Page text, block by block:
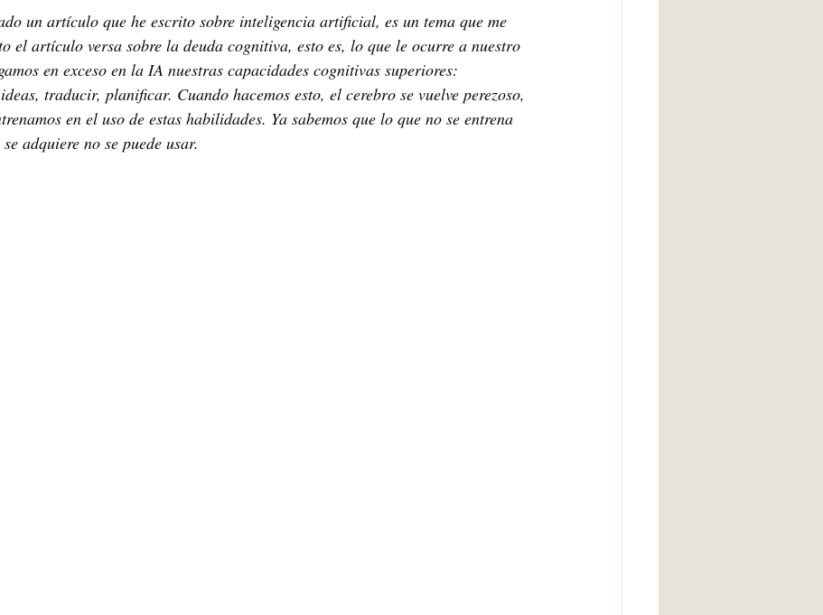
un artículo que he escrito sobre inteligencia artificial, es un tema que me
el artículo versa sobre la deuda cognitiva, esto es, lo que le ocurre a nuestro
en exceso en la IA nuestras capacidades cognitivas superiores:
traducir, planificar. Cuando hacemos esto, el cerebro se vuelve perezoso,
en el uso de estas habilidades. Ya sabemos que lo que no se entrena
adquiere no se puede usar.